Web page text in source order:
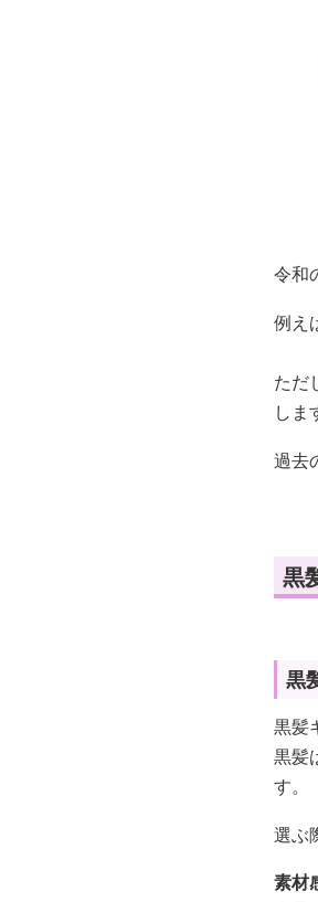
令和
例え
ただ
しま
過去
黒
黒
黒髪
黒髪
す。
選ぶ
素材